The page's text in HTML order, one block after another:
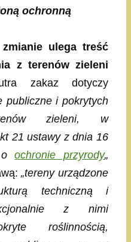
ochronną
ulega treść
z terenów zieleni
zakaz dotyczy
publiczne i pokrytych
zieleni, w
21 ustawy z dnia 16
oochronie przyrody„
„tereny urządzone
techniczną i
z nimi
roślinnością,